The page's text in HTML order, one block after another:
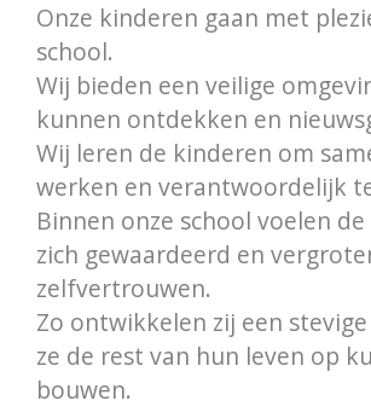
Onze kinderen gaan met
school.
Wij bieden een veilige
kunnen ontdekken en
Wij leren de kinderen om
werken en verantwoordelijk
Binnen onze school voelen
zich gewaardeerd en
zelfvertrouwen.
Zo ontwikkelen zij een
ze de rest van hun leven op
bouwen.